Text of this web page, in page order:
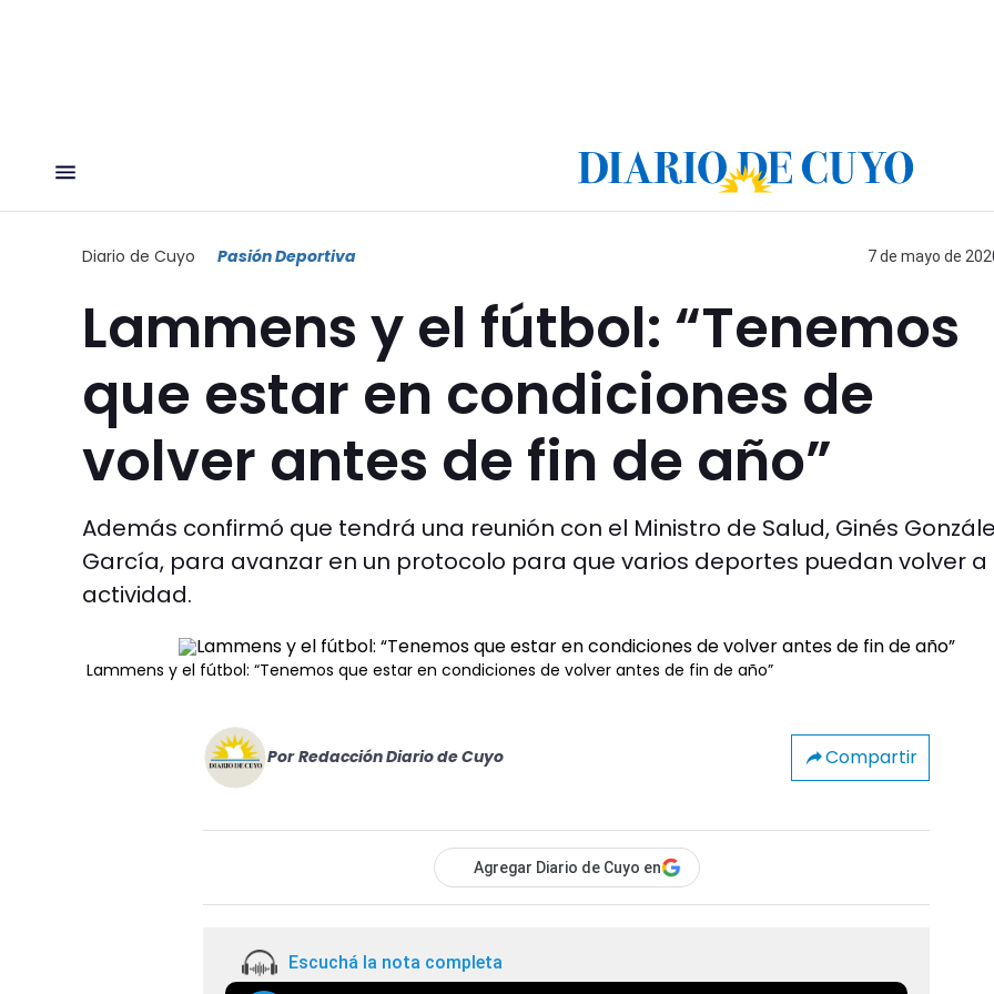
Diario de Cuyo Pasión Deportiva 7 de mayo de
Lammens y el fútbol: “Tenemos
que estar en condiciones de
volver antes de fin de año”
Además confirmó que tendrá una reunión con el Ministro de Salud, Ginés
García, para avanzar en un protocolo para que varios deportes puedan volver a
actividad.
Lammens y el fútbol: “Tenemos que estar en condiciones de volver antes de fin de año”
Por Redacción Diario de Cuyo Compartir
Agregar Diario de Cuyo en
Escuchá la nota completa